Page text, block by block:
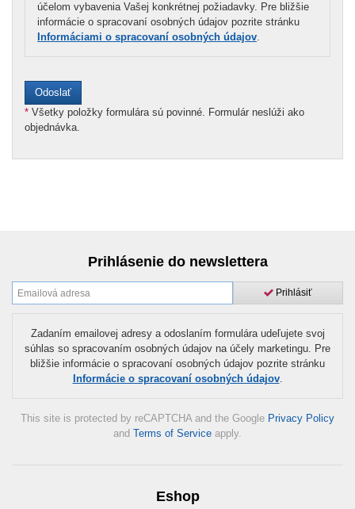
účelom vybavenia Vašej konkrétnej požiadavky. Pre bližšie
informácie o spracovaní osobných údajov pozrite stránku
Informáciami o spracovaní osobných údajov.
* Všetky položky formulára sú povinné. Formulár neslúži ako
objednávka.
Prihlásenie do newslettera
Prihlásiť
Zadaním emailovej adresy a odoslaním formulára udeľujete svoj
súhlas so spracovaním osobných údajov na účely marketingu. Pre
bližšie informácie o spracovaní osobných údajov pozrite stránku
Informácie o spracovaní osobných údajov.
This site is protected by reCAPTCHA and the Google Privacy Policy
and Terms of Service apply.
Eshop